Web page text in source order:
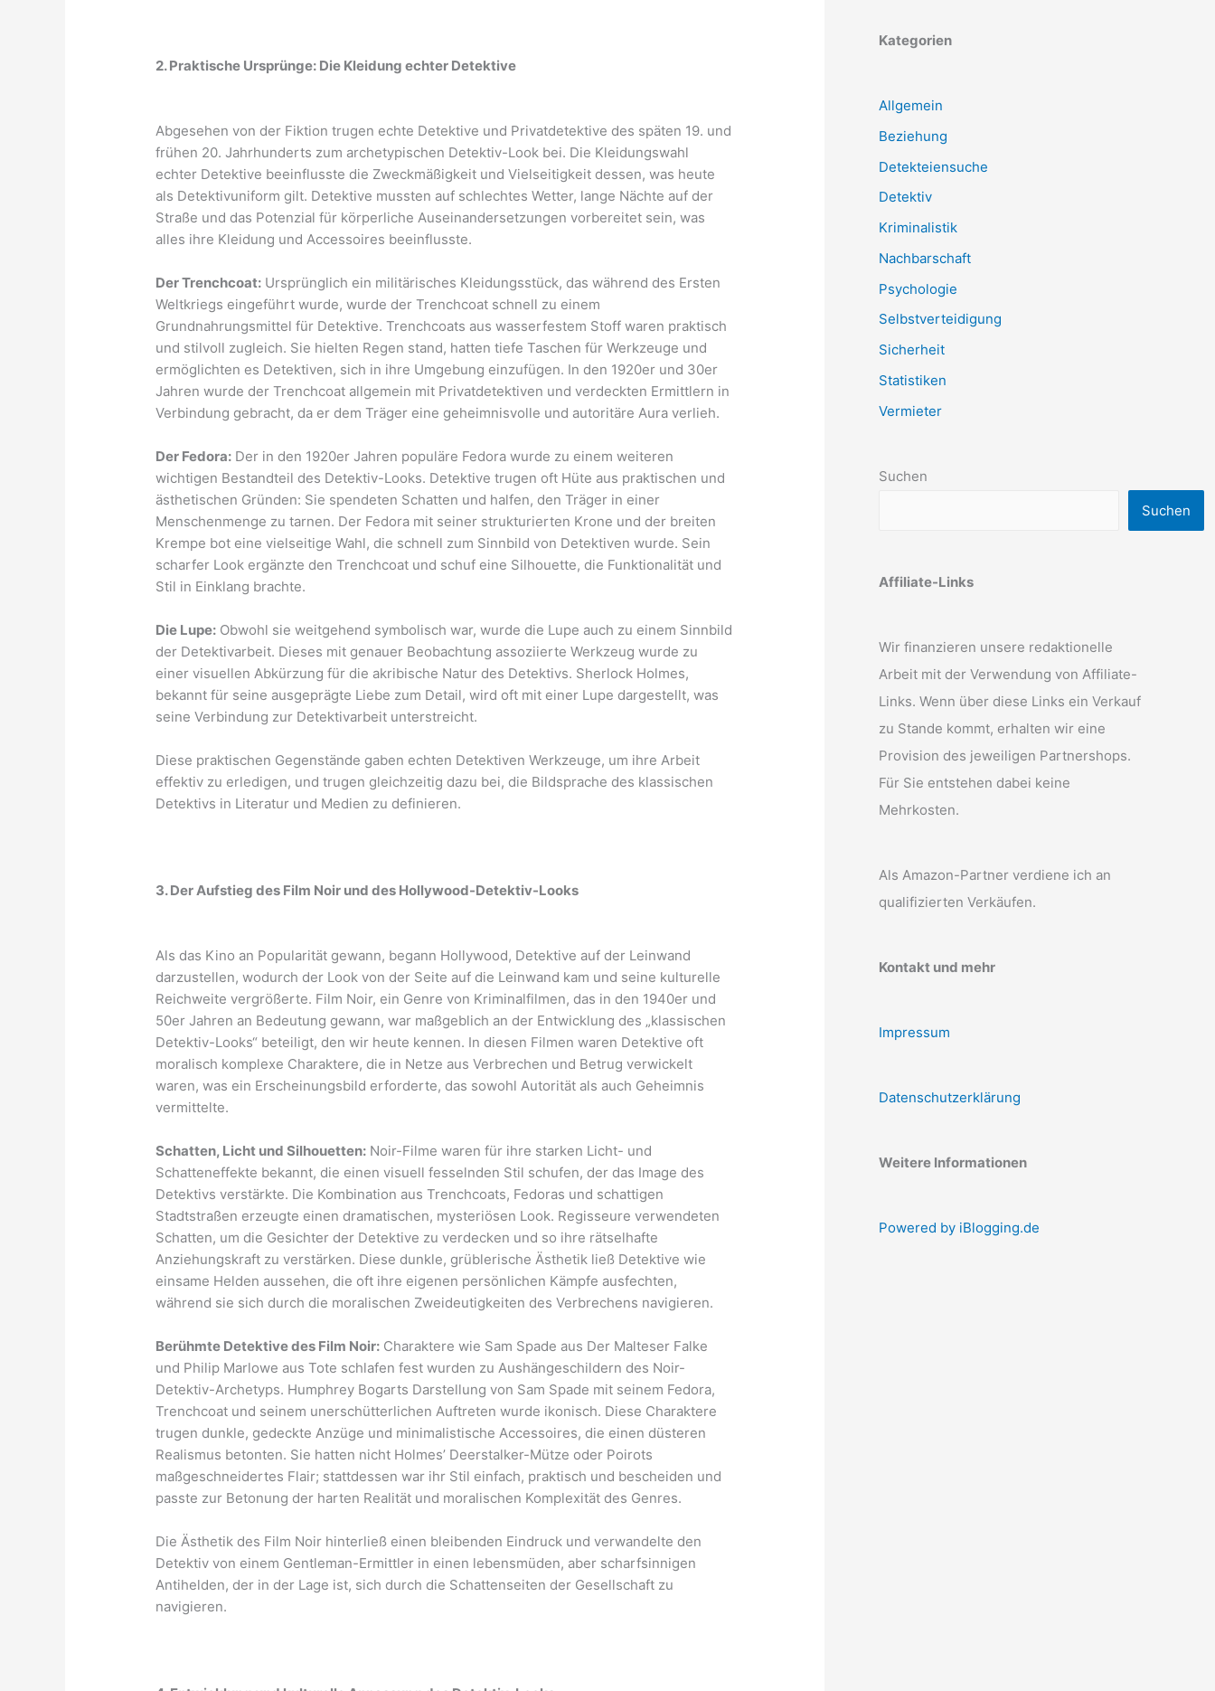
2. Praktische Ursprünge: Die Kleidung echter Detektive
Abgesehen von der Fiktion trugen echte Detektive und Privatdetektive des späten 19. und
frühen 20. Jahrhunderts zum archetypischen Detektiv-Look bei. Die Kleidungswahl
echter Detektive beeinflusste die Zweckmäßigkeit und Vielseitigkeit dessen, was heute
als Detektivuniform gilt. Detektive mussten auf schlechtes Wetter, lange Nächte auf der
Straße und das Potenzial für körperliche Auseinandersetzungen vorbereitet sein, was
alles ihre Kleidung und Accessoires beeinflusste.
Der Trenchcoat: Ursprünglich ein militärisches Kleidungsstück, das während des Ersten
Weltkriegs eingeführt wurde, wurde der Trenchcoat schnell zu einem
Grundnahrungsmittel für Detektive. Trenchcoats aus wasserfestem Stoff waren praktisch
und stilvoll zugleich. Sie hielten Regen stand, hatten tiefe Taschen für Werkzeuge und
ermöglichten es Detektiven, sich in ihre Umgebung einzufügen. In den 1920er und 30er
Jahren wurde der Trenchcoat allgemein mit Privatdetektiven und verdeckten Ermittlern in
Verbindung gebracht, da er dem Träger eine geheimnisvolle und autoritäre Aura verlieh.
Der Fedora: Der in den 1920er Jahren populäre Fedora wurde zu einem weiteren
wichtigen Bestandteil des Detektiv-Looks. Detektive trugen oft Hüte aus praktischen und
ästhetischen Gründen: Sie spendeten Schatten und halfen, den Träger in einer
Menschenmenge zu tarnen. Der Fedora mit seiner strukturierten Krone und der breiten
Krempe bot eine vielseitige Wahl, die schnell zum Sinnbild von Detektiven wurde. Sein
scharfer Look ergänzte den Trenchcoat und schuf eine Silhouette, die Funktionalität und
Stil in Einklang brachte.
Die Lupe: Obwohl sie weitgehend symbolisch war, wurde die Lupe auch zu einem Sinnbild
der Detektivarbeit. Dieses mit genauer Beobachtung assoziierte Werkzeug wurde zu
einer visuellen Abkürzung für die akribische Natur des Detektivs. Sherlock Holmes,
bekannt für seine ausgeprägte Liebe zum Detail, wird oft mit einer Lupe dargestellt, was
seine Verbindung zur Detektivarbeit unterstreicht.
Diese praktischen Gegenstände gaben echten Detektiven Werkzeuge, um ihre Arbeit
effektiv zu erledigen, und trugen gleichzeitig dazu bei, die Bildsprache des klassischen
Detektivs in Literatur und Medien zu definieren.
3. Der Aufstieg des Film Noir und des Hollywood-Detektiv-Looks
Als das Kino an Popularität gewann, begann Hollywood, Detektive auf der Leinwand
darzustellen, wodurch der Look von der Seite auf die Leinwand kam und seine kulturelle
Reichweite vergrößerte. Film Noir, ein Genre von Kriminalfilmen, das in den 1940er und
50er Jahren an Bedeutung gewann, war maßgeblich an der Entwicklung des „klassischen
Detektiv-Looks“ beteiligt, den wir heute kennen. In diesen Filmen waren Detektive oft
moralisch komplexe Charaktere, die in Netze aus Verbrechen und Betrug verwickelt
waren, was ein Erscheinungsbild erforderte, das sowohl Autorität als auch Geheimnis
vermittelte.
Schatten, Licht und Silhouetten: Noir-Filme waren für ihre starken Licht- und
Schatteneffekte bekannt, die einen visuell fesselnden Stil schufen, der das Image des
Detektivs verstärkte. Die Kombination aus Trenchcoats, Fedoras und schattigen
Stadtstraßen erzeugte einen dramatischen, mysteriösen Look. Regisseure verwendeten
Schatten, um die Gesichter der Detektive zu verdecken und so ihre rätselhafte
Anziehungskraft zu verstärken. Diese dunkle, grüblerische Ästhetik ließ Detektive wie
einsame Helden aussehen, die oft ihre eigenen persönlichen Kämpfe ausfechten,
während sie sich durch die moralischen Zweideutigkeiten des Verbrechens navigieren.
Berühmte Detektive des Film Noir: Charaktere wie Sam Spade aus Der Malteser Falke
und Philip Marlowe aus Tote schlafen fest wurden zu Aushängeschildern des Noir-
Detektiv-Archetyps. Humphrey Bogarts Darstellung von Sam Spade mit seinem Fedora,
Trenchcoat und seinem unerschütterlichen Auftreten wurde ikonisch. Diese Charaktere
trugen dunkle, gedeckte Anzüge und minimalistische Accessoires, die einen düsteren
Realismus betonten. Sie hatten nicht Holmes’ Deerstalker-Mütze oder Poirots
maßgeschneidertes Flair; stattdessen war ihr Stil einfach, praktisch und bescheiden und
passte zur Betonung der harten Realität und moralischen Komplexität des Genres.
Die Ästhetik des Film Noir hinterließ einen bleibenden Eindruck und verwandelte den
Detektiv von einem Gentleman-Ermittler in einen lebensmüden, aber scharfsinnigen
Antihelden, der in der Lage ist, sich durch die Schattenseiten der Gesellschaft zu
navigieren.
Kategorien
Allgemein
Beziehung
Detekteiensuche
Detektiv
Kriminalistik
Nachbarschaft
Psychologie
Selbstverteidigung
Sicherheit
Statistiken
Vermieter
Suchen
Suchen
Affiliate-Links
Wir finanzieren unsere redaktionelle
Arbeit mit der Verwendung von Affiliate-
Links. Wenn über diese Links ein Verkauf
zu Stande kommt, erhalten wir eine
Provision des jeweiligen Partnershops.
Für Sie entstehen dabei keine
Mehrkosten.
Als Amazon-Partner verdiene ich an
qualifizierten Verkäufen.
Kontakt und mehr
Impressum
Datenschutzerklärung
Weitere Informationen
Powered by iBlogging.de